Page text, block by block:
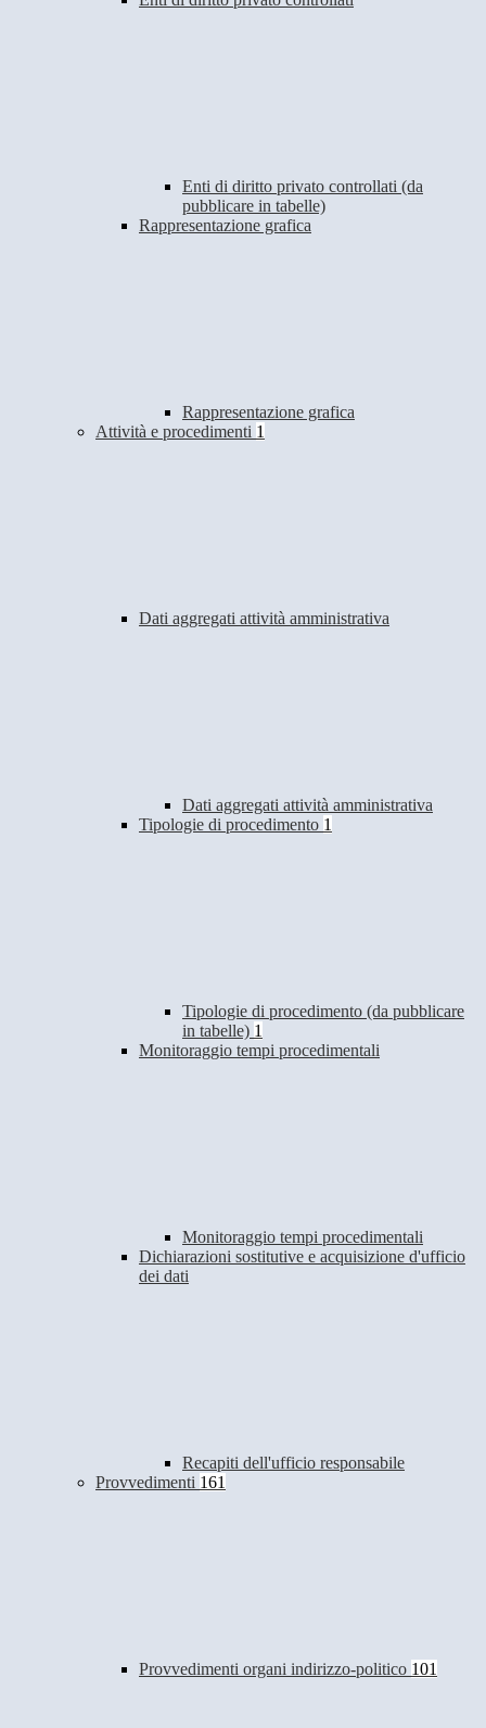
Enti di diritto privato controllati (da
pubblicare in tabelle)
Rappresentazione grafica
Rappresentazione grafica
Attività e procedimenti 1
Dati aggregati attività amministrativa
Dati aggregati attività amministrativa
Tipologie di procedimento 1
Tipologie di procedimento (da pubblicare
in tabelle) 1
Monitoraggio tempi procedimentali
Monitoraggio tempi procedimentali
Dichiarazioni sostitutive e acquisizione d'ufficio
dei dati
Recapiti dell'ufficio responsabile
Provvedimenti 161
Provvedimenti organi indirizzo-politico 101